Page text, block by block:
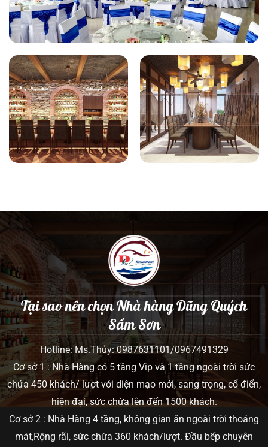
Tại sao nên chọn Nhà hàng Dũng Quých
Sầm Sơn
Hotline: Ms.Thủy: 0987631101/0967491329
Cơ sở 1 : Nhà Hàng có 5 tầng Vip và 1 tầng ngoài trời sức
chứa 450 khách/ lượt với diện mạo mới, sang trọng, cổ điển,
hiện đại, sức chứa lên đến 1500 khách.
Cơ sở 2 : Nhà Hàng 4 tầng, không gian ăn ngoài trời thoáng
mát,Rộng rãi, sức chứa 360 khách/lượt. Đầu bếp chuyên